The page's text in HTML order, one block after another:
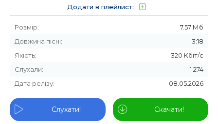
Додати в плейлист:
Розмір:
7.57 Мб
Довжина пісні:
3:18
Якість:
320 Кбіт/с
Слухали:
1 274
Дата релізу:
08.05.2026
Слухати! Скачати!